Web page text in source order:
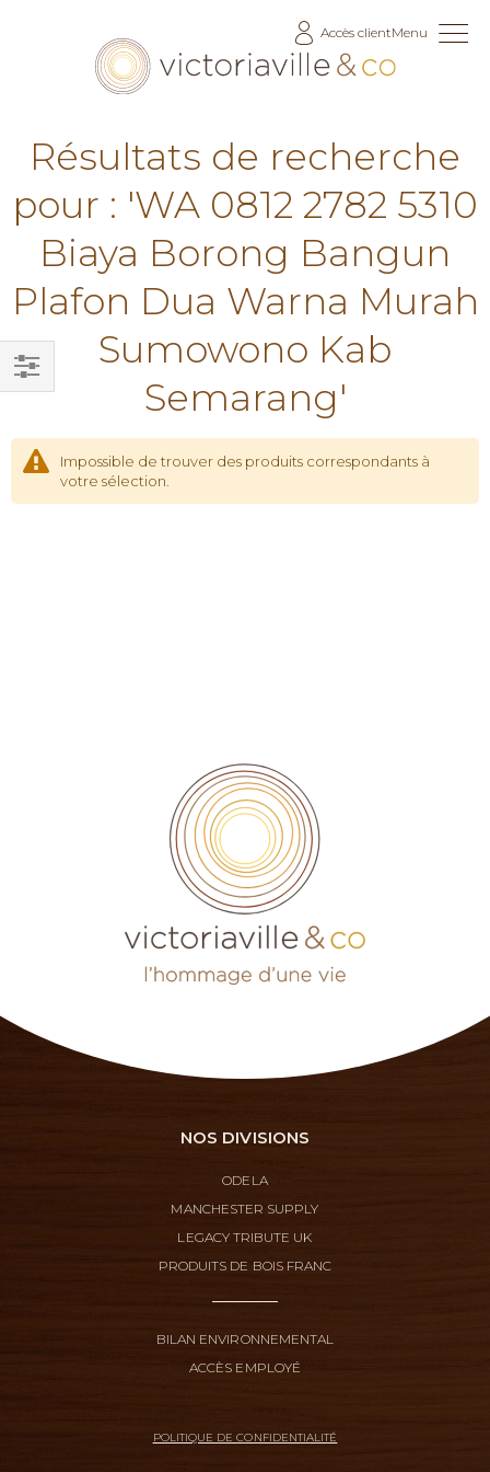
Accès clientMenu
Résultats de recherche
pour : 'WA 0812 2782 5310
Biaya Borong Bangun
Plafon Dua Warna Murah
Sumowono Kab
Semarang'
Impossible de trouver des produits correspondants à
votre sélection.
Filtrer
NOS DIVISIONS
ODELA
MANCHESTER SUPPLY
LEGACY TRIBUTE UK
PRODUITS DE BOIS FRANC
BILAN ENVIRONNEMENTAL
ACCÈS EMPLOYÉ
POLITIQUE DE CONFIDENTIALITÉ